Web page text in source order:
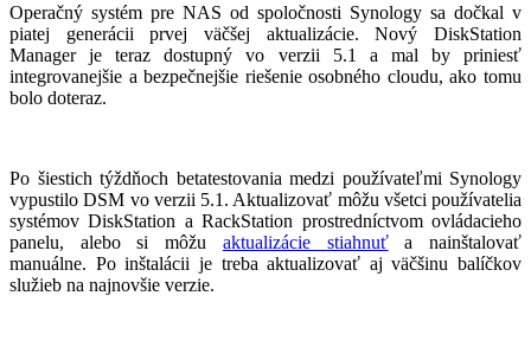
Operačný systém pre NAS od spoločnosti Synology sa dočkal v
piatej generácii prvej väčšej aktualizácie. Nový DiskStation
Manager je teraz dostupný vo verzii 5.1 a mal by priniesť
integrovanejšie a bezpečnejšie riešenie osobného cloudu, ako tomu
bolo doteraz.
Po šiestich týždňoch betatestovania medzi používateľmi Synology
vypustilo DSM vo verzii 5.1. Aktualizovať môžu všetci používatelia
systémov DiskStation a RackStation prostredníctvom ovládacieho
panelu, alebo si môžu aktualizácie stiahnuťa nainštalovať
manuálne. Po inštalácii je treba aktualizovať aj väčšinu balíčkov
služieb na najnovšie verzie.